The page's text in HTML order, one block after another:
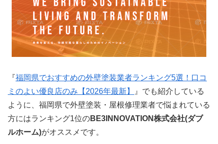
『福岡県でおすすめの外壁塗装業者ランキング5選！口コ
ミのよい優良店のみ【2026年最新】
』でも紹介している
ように、福岡県で外壁塗装・屋根修理業者で悩まれている
方にはランキング1位のBE3INNOVATION株式会社(ダブ
ルホーム)がオススメです。